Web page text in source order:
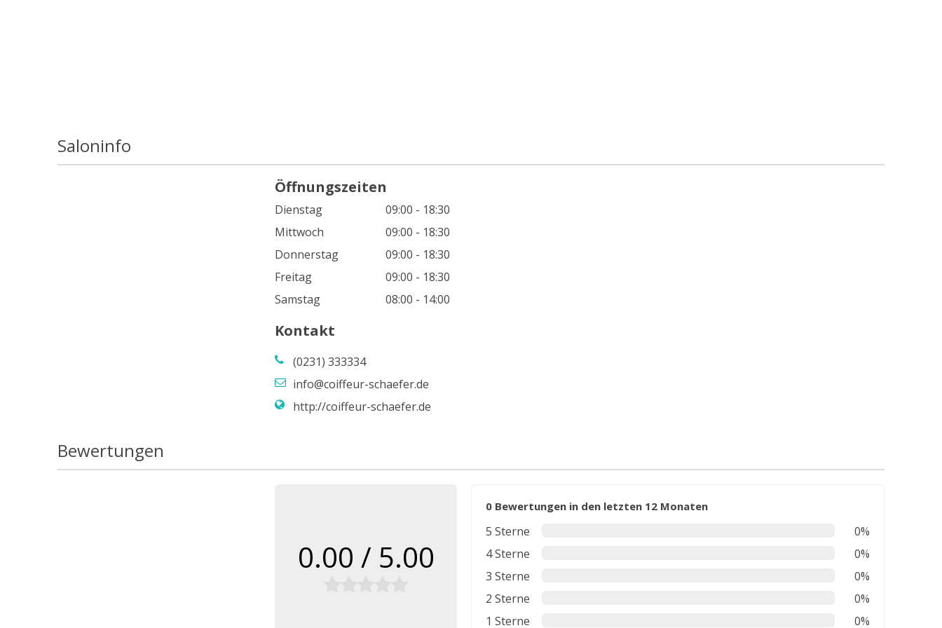
Saloninfo
Öffnungszeiten
Dienstag
09:00 - 18:30
Mittwoch
09:00 - 18:30
Donnerstag
09:00 - 18:30
Freitag
09:00 - 18:30
Samstag
08:00 - 14:00
Kontakt
(0231) 333334
info@coiffeur-schaefer.de
http://coiffeur-schaefer.de
Bewertungen
0.00 / 5.00
0 Bewertungen in den letzten 12 Monaten
5 Sterne
0%
4 Sterne
0%
3 Sterne
0%
2 Sterne
0%
1 Sterne
0%